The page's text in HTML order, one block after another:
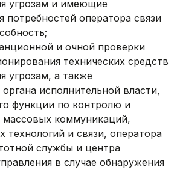
угрозам и имеющие
потребностей оператора связи
и очной проверки
технических средств
угрозам, а также
исполнительной власти,
функции по контролю и
массовых коммуникаций,
и связи, оператора
службы и центра
в случае обнаружения